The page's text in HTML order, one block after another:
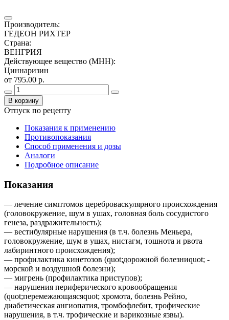
Производитель:
ГЕДЕОН РИХТЕР
Страна:
ВЕНГРИЯ
Действующее вещество (МНН):
Циннаризин
от 795.00 р.
В корзину
Отпуск по рецепту
Показания к применению
Противопоказания
Способ применения и дозы
Аналоги
Подробное описание
Показания
— лечение симптомов цереброваскулярного происхождения
(головокружение, шум в ушах, головная боль сосудистого
генеза, раздражительность);
— вестибулярные нарушения (в т.ч. болезнь Меньера,
головокружение, шум в ушах, нистагм, тошнота и рвота
лабиринтного происхождения);
— профилактика кинетозов (quot;дорожной болезниquot; -
морской и воздушной болезни);
— мигрень (профилактика приступов);
— нарушения периферического кровообращения
(quot;перемежающаясяquot; хромота, болезнь Рейно,
диабетическая ангиопатия, тромбофлебит, трофические
нарушения, в т.ч. трофические и варикозные язвы).